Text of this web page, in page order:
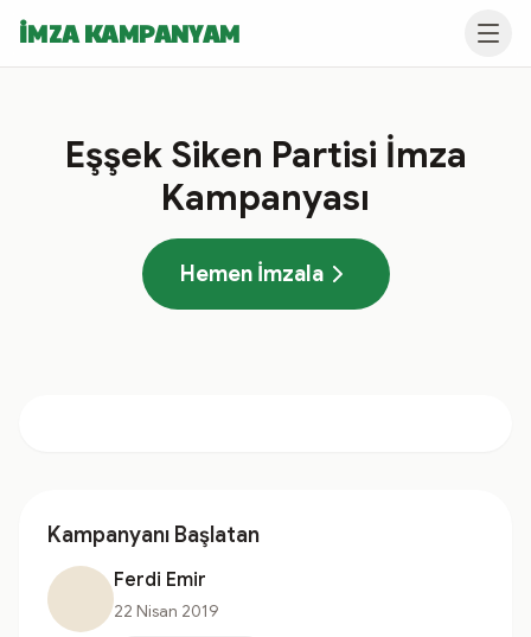
İMZA KAMPANYAM
Eşşek Siken Partisi İmza
Kampanyası
Hemen İmzala
Kampanyanı Başlatan
Ferdi Emir
22 Nisan 2019